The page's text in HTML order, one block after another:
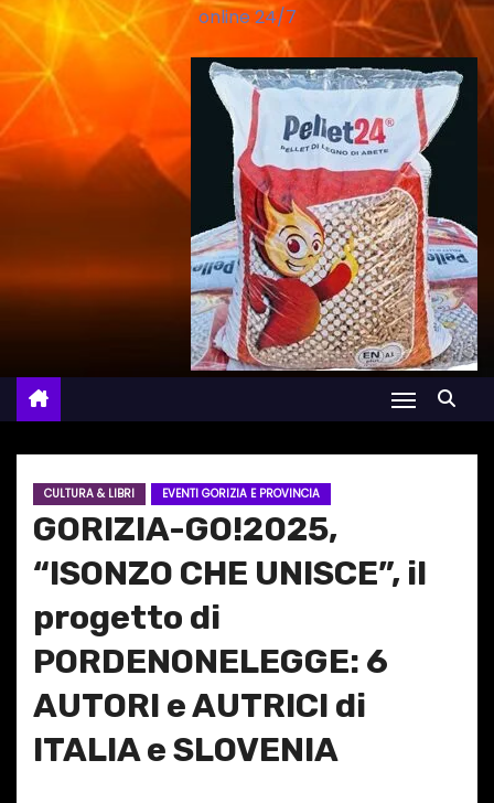
online 24/7
CULTURA & LIBRI EVENTI GORIZIA E PROVINCIA
GORIZIA-GO!2025,
“ISONZO CHE UNISCE”, il
progetto di
PORDENONELEGGE: 6
AUTORI e AUTRICI di
ITALIA e SLOVENIA